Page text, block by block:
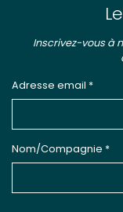
Inscrivez-vous à
Adresse email *
Nom/Compagnie *